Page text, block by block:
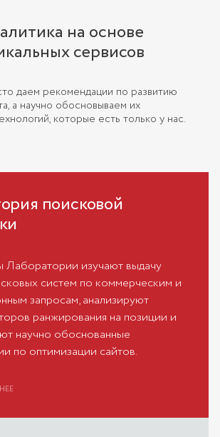
на основе
сервисов
даем рекомендации по развитию
а научно обосновываем их
которые есть только у нас.
поисковой
Лаборатории изучают выдачу
систем по коммерческим и
запросам, анализируют
ранжирования на позиции и
научно обоснованные
по оптимизации сайтов.